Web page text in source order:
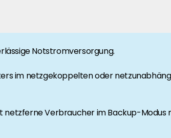
Notstromversorgung.
im netzgekoppelten oder
netzferne Verbraucher im Backup-Modus